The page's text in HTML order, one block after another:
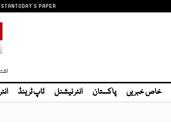
TODAY'S PAPER
خاص خبریں پاکستان انٹر نیشنل ٹاپ ٹرینڈ